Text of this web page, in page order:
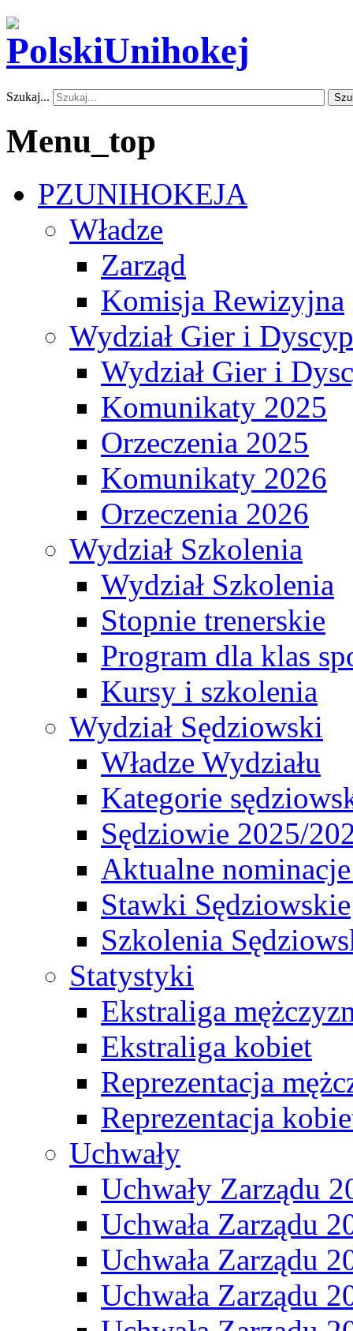
Szukaj...
Menu_top
PZUNIHOKEJA
Władze
Zarząd
Komisja Rewizyjna
Wydział Gier i
Wydział Gier i
Komunikaty 2025
Orzeczenia 2025
Komunikaty 2026
Orzeczenia 2026
Wydział Szkolenia
Wydział Szkolenia
Stopnie trenerskie
Program dla klas
Kursy i szkolenia
Wydział Sędziowski
Władze Wydziału
Kategorie
Sędziowie 2025/
Aktualne
Stawki Sędziowskie
Szkolenia
Statystyki
Ekstraliga
Ekstraliga kobiet
Reprezentacja
Reprezentacja
Uchwały
Uchwały Zarządu
Uchwała Zarządu
Uchwała Zarządu
Uchwała Zarządu